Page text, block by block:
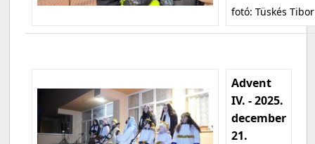
fotó: Tüskés Tibor
Advent
IV. - 2025.
december
21.